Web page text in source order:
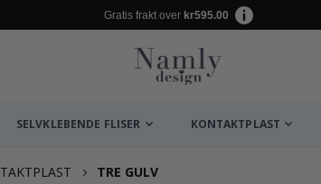
Gratis frakt over kr595.00
SELVKLEBENDE FLISER KONTAKTPLAST
TRE GULV